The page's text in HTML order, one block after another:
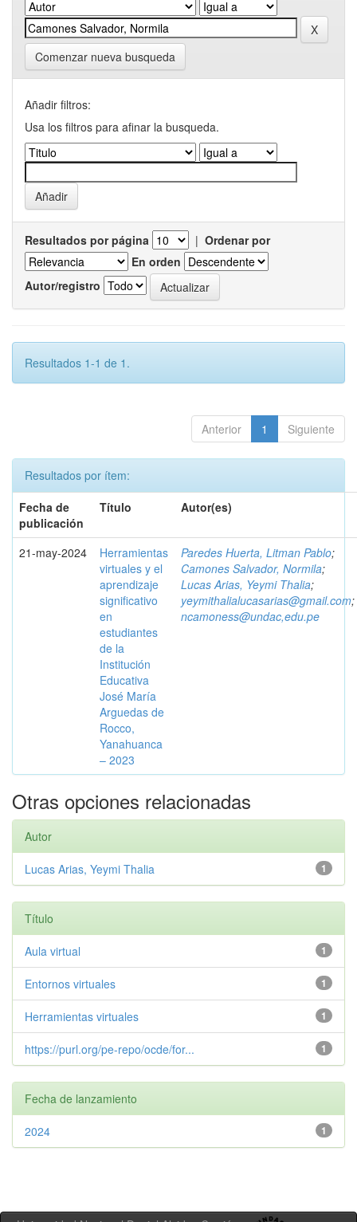
Comenzar nueva busqueda
Añadir filtros:
Usa los filtros para afinar la busqueda.
Resultados por página | Ordenar por
En orden
Autor/registro
Resultados 1-1 de 1.
Anterior 1 Siguiente
Resultados por ítem:
Fecha de
publicación
Título Autor(es)
21-may-2024
Herramientas
virtuales y el
aprendizaje
significativo
en
estudiantes
de la
Institución
Educativa
José María
Arguedas de
Rocco,
Yanahuanca
– 2023
Paredes Huerta, Litman Pablo;
Camones Salvador, Normila;
Lucas Arias, Yeymi Thalia;
yeymithalialucasarias@gmail.com;
ncamoness@undac,edu.pe
Otras opciones relacionadas
Autor
1
Lucas Arias, Yeymi Thalia
Título
1
Aula virtual
1
Entornos virtuales
1
Herramientas virtuales
1
https://purl.org/pe-repo/ocde/for...
Fecha de lanzamiento
1
2024